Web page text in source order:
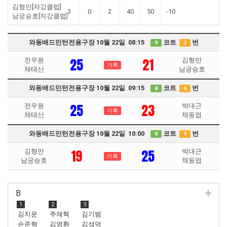
김형만[자강클럽]
남궁승호[자강클럽]
3 0 2 40 50 -10
와동배드민턴전용구장 10월 22일 08:15 9 코트 2 번
전우원
채태산
25 기록 21
김형만
남궁승호
와동배드민턴전용구장 10월 22일 09:15 4 코트 6 번
전우원
채태산
25 기록 23
박대근
채동엽
와동배드민턴전용구장 10월 22일 10:00 9 코트 9 번
김형만
남궁승호
19 기록 25
박대근
채동엽
B
1
김지운
손준혁
2
주재혁
김영환
3
김기범
김성덕